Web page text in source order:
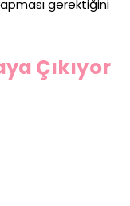
gerektiğini
Çıkıyor